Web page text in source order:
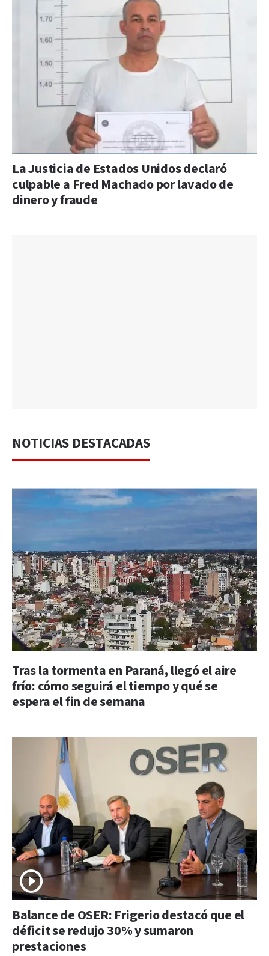
La Justicia de Estados Unidos declaró
culpable a Fred Machado por lavado de
dinero y fraude
NOTICIAS DESTACADAS
Tras la tormenta en Paraná, llegó el aire
frío: cómo seguirá el tiempo y qué se
espera el fin de semana
Balance de OSER: Frigerio destacó que el
déficit se redujo 30% y sumaron
prestaciones